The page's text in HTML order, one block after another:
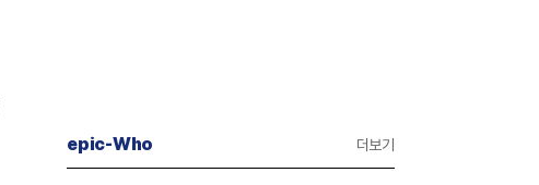
epic-Who 더보기